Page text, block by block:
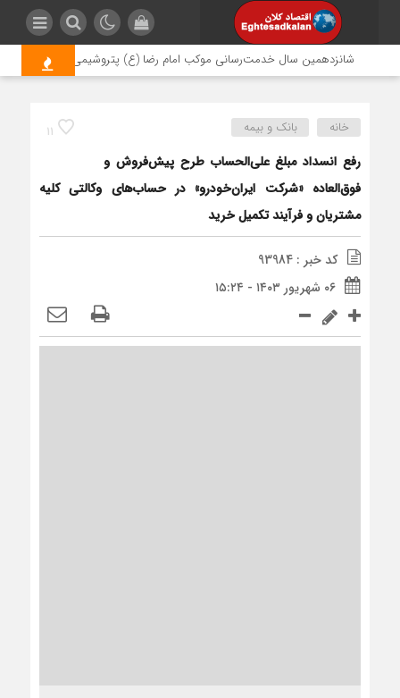
شانزدهمین سال خدمت‌رسانی موکب امام رضا (ع) پتروشیمی اروند؛ روایتی از
11 خانه بانک و بیمه
رفع انسداد مبلغ علی‌الحساب طرح پیش‌فروش و
فوق‌العاده «شرکت ایران‌خودرو» در حساب‌های وکالتی کلیه
مشتریان و فرآیند تکمیل خرید
کد خبر : 93984
۰۶ شهریور ۱۴۰۳ - ۱۵:۲۴